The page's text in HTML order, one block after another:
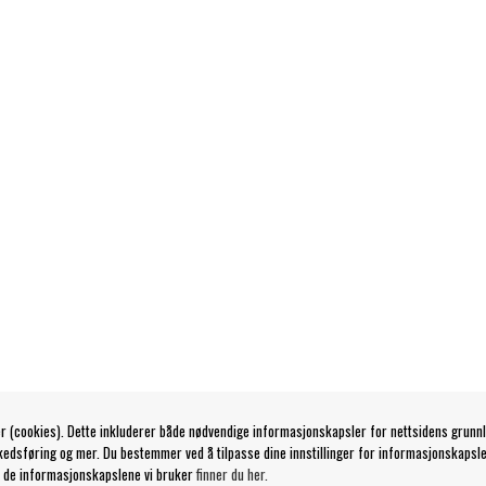
Dette inkluderer både nødvendige informasjonskapsler for nettsidens
og mer. Du bestemmer ved å tilpasse dine innstillinger for
informasjonskapslene vi brukerfinner du her.